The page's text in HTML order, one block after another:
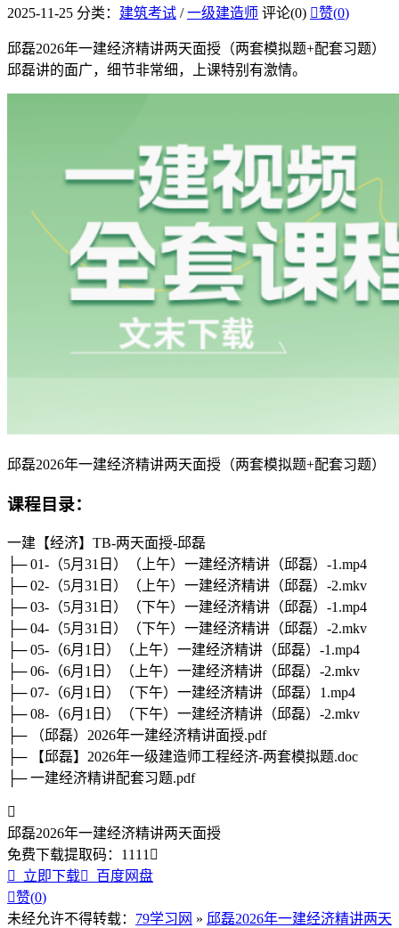
2025-11-25 分类： 建筑考试 /一级建造师 评论(0) 赞(0)
邱磊2026年一建经济精讲两天面授（两套模拟题+配套习题）
邱磊讲的面广，细节非常细，上课特别有激情。
邱磊2026年一建经济精讲两天面授（两套模拟题+配套习题）
课程目录：
一建【经济】TB-两天面授-邱磊
├─ 01-（5月31日）（上午）一建经济精讲（邱磊）-1.mp4
├─ 02-（5月31日）（上午）一建经济精讲（邱磊）-2.mkv
├─ 03-（5月31日）（下午）一建经济精讲（邱磊）-1.mp4
├─ 04-（5月31日）（下午）一建经济精讲（邱磊）-2.mkv
├─ 05-（6月1日）（上午）一建经济精讲（邱磊）-1.mp4
├─ 06-（6月1日）（上午）一建经济精讲（邱磊）-2.mkv
├─ 07-（6月1日）（下午）一建经济精讲（邱磊）1.mp4
├─ 08-（6月1日）（下午）一建经济精讲（邱磊）-2.mkv
├─ （邱磊）2026年一建经济精讲面授.pdf
├─ 【邱磊】2026年一级建造师工程经济-两套模拟题.doc
├─ 一建经济精讲配套习题.pdf

邱磊2026年一建经济精讲两天面授
免费下载提取码： 1111 

立即下载
百度网盘
赞(0)
未经允许不得转载： 79学习网 » 邱磊2026年一建经济精讲两天